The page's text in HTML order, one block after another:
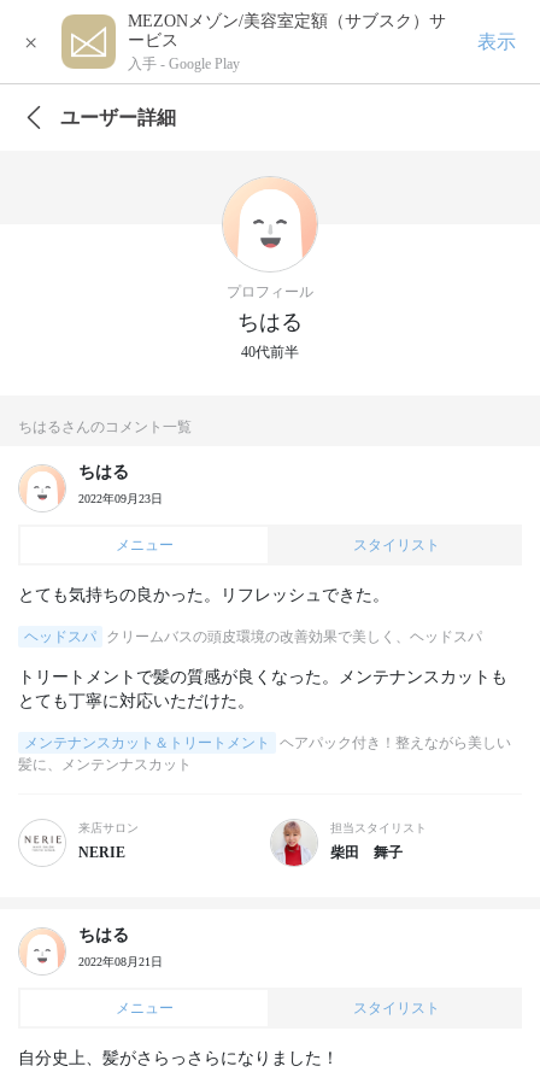
×
MEZONメゾン/美容室定額（サブスク）サ
ービス
入手 - Google Play
表示
ユーザー詳細
プロフィール
ちはる
40代前半
ちはるさんのコメント一覧
ちはる
2022年09月23日
メニュー スタイリスト
とても気持ちの良かった。リフレッシュできた。
ヘッドスパ クリームバスの頭皮環境の改善効果で美しく、ヘッドスパ
トリートメントで髪の質感が良くなった。メンテナンスカットも
とても丁寧に対応いただけた。
メンテナンスカット＆トリートメント
ヘアパック付き！整えながら美しい
髪に、メンテンナスカット
来店サロン
NERIE
担当スタイリスト
柴田 舞子
ちはる
2022年08月21日
メニュー スタイリスト
自分史上、髪がさらっさらになりました！